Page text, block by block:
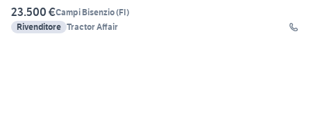
23.500 €Campi Bisenzio(FI)
Rivenditore Tractor Affair